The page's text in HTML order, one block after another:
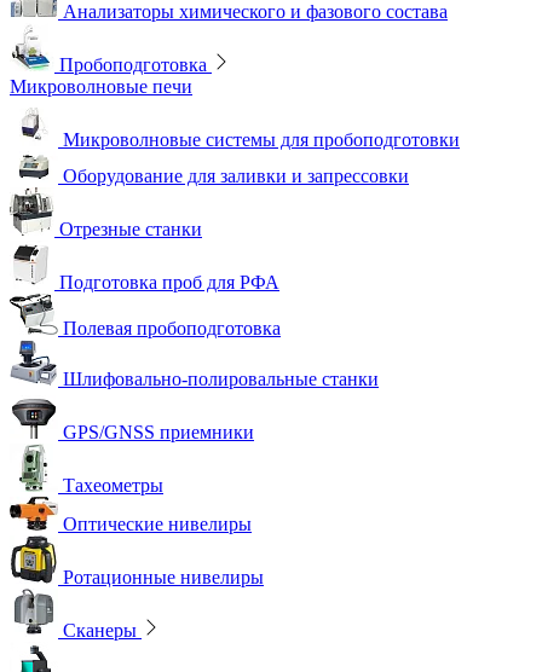
Анализаторы химического и фазового состава
Пробоподготовка
Микроволновые печи
Микроволновые системы для пробоподготовки
Оборудование для заливки и запрессовки
Отрезные станки
Подготовка проб для РФА
Полевая пробоподготовка
Шлифовально-полировальные станки
GPS/GNSS приемники
Тахеометры
Оптические нивелиры
Ротационные нивелиры
Сканеры